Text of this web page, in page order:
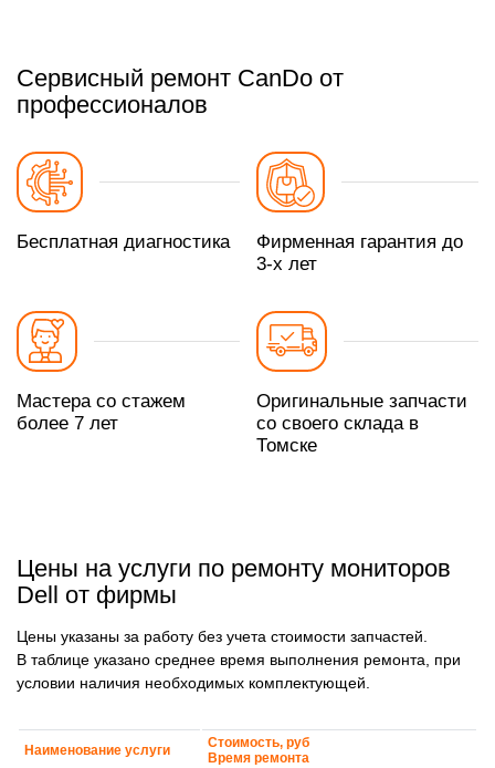
Сервисный ремонт CanDo от
профессионалов
Бесплатная диагностика
Фирменная гарантия до
3-х лет
Мастера со стажем
более 7 лет
Оригинальные запчасти
со своего склада в
Томске
Цены на услуги по ремонту мониторов
Dell от фирмы
Цены указаны за работу без учета стоимости запчастей.
В таблице указано среднее время выполнения ремонта, при
условии наличия необходимых комплектующей.
Наименование услуги
Стоимость, руб
Время ремонта